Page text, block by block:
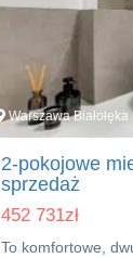
Warszawa Białołęka
2-pokojowe
sprzedaż
452 731zł
To komfortowe,